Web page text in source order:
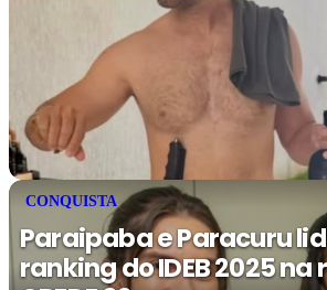
CONQUISTA
Paraipaba e Paracuru
ranking do IDEB 2025